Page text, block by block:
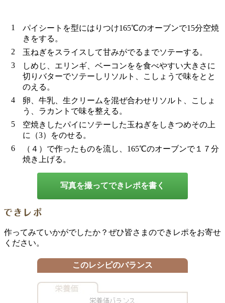
1
パイシートを型にはりつけ165℃のオーブンで15分空焼
きをする。
2
玉ねぎをスライスして甘みがでるまでソテーする。
3
しめじ、エリンギ、ベーコンをを食べやすい大きさに
切りバターでソテーしリソルト、こしょうで味をとと
のえる。
4
卵、牛乳、生クリームを混ぜ合わせリソルト、こしょ
う、ラカントで味を整える。
5
空焼きしたパイにソテーした玉ねぎをしきつめその上
に（3）をのせる。
6
（４）で作ったものを流し、165℃のオーブンで１７分
焼き上げる。
写真を撮ってできレポを書く
作ってみていかがでしたか？ぜひ皆さまのできレポをお寄せ
ください。
このレシピのバランス